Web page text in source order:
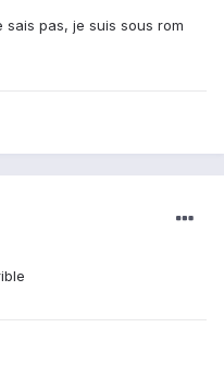
sais pas, je suis sous rom